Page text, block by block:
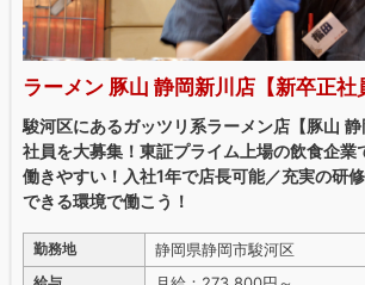
ラーメン 豚山 静岡新川店【新卒正社
駿河区にあるガッツリ系ラーメン店【豚山
社員を大募集！東証プライム上場の飲食企業
働きやすい！入社1年で店長可能／充実の研
できる環境で働こう！
勤務地 静岡県静岡市駿河区